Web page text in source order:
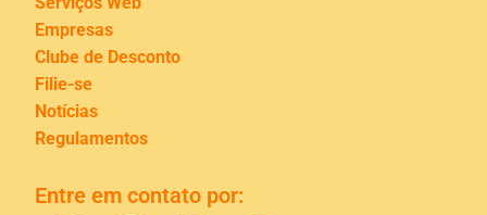
Empresas
Clube de Desconto
Filie-se
Notícias
Regulamentos
Entre em contato por: